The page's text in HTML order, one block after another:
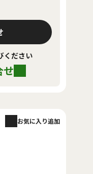
ください
せ
お気に入り追加